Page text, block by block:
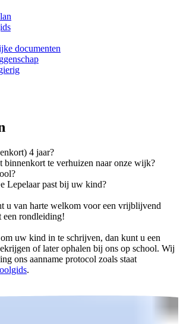
documenten
4 jaar?
binnenkort te verhuizen naar onze wijk?
Lepelaar past bij uw kind?
u van harte welkom voor een vrijblijvend
een rondleiding!
uw kind in te schrijven, dan kunt u een
of later ophalen bij ons op school. Wij
ons aanname protocol zoals staat
.